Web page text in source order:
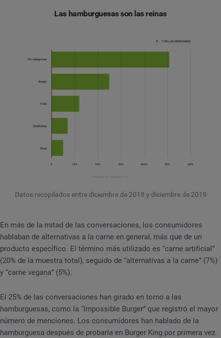
Las hamburguesas son las reinas
Datos recopilados entre diciembre de 2018 y diciembre de 2019
En más de la mitad de las conversaciones, los consumidores
hablaban de alternativas a la carne en general, más que de un
producto específico. El término más utilizado es “carne artificial”
(20% de la muestra total), seguido de “alternativas a la carne” (7%)
y “carne vegana” (5%).
El 25% de las conversaciones han girado en torno a las
hamburguesas, como la “Impossible Burger” que registró el mayor
número de menciones. Los consumidores han hablado de la
hamburguesa después de probarla en Burger King por primera vez.